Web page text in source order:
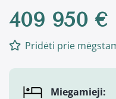
409 950 €
Pridėti prie
Miegamieji: